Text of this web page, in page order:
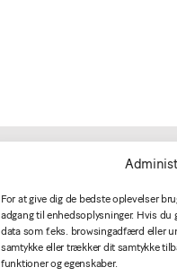
For at give dig de bedste oplevelser
adgang til enhedsoplysninger. Hvis du
data som f.eks. browsingadfærd eller
samtykke eller trækker dit samtykke
funktioner og egenskaber.
For
Jobannoncering
Betingelser